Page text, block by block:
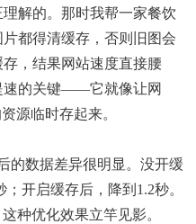
解的。那时我帮一家餐饮
都得清缓存，否则旧图会
，结果网站速度直接腰
速的关键——它就像让网
源临时存起来。
的数据差异很明显。没开缓
开启缓存后，降到1.2秒。
种优化效果立竿见影。